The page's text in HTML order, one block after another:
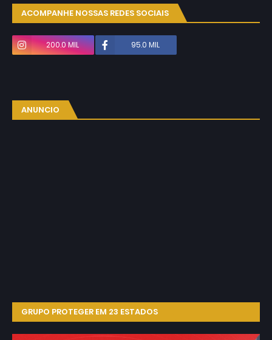
ACOMPANHE NOSSAS REDES SOCIAIS
200.0 MIL 95.0 MIL
ANUNCIO
GRUPO PROTEGER EM 23 ESTADOS